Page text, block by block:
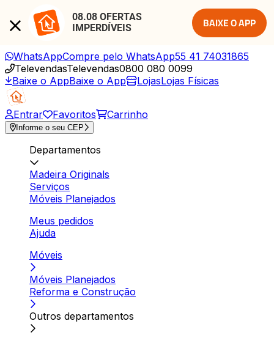
08.08 OFERTAS
IMPERDÍVEIS
BAIXE O APP
WhatsAppCompre pelo WhatsApp55 41 74031865
TelevendasTelevendas0800 080 0099
Baixe o AppBaixe o App LojasLojas Físicas
Entrar Favoritos Carrinho
Informe o seu CEP
Departamentos
Madeira Originals
Serviços
Móveis Planejados
Meus pedidos
Ajuda
Móveis
Móveis Planejados
Reforma e Construção
Outros departamentos